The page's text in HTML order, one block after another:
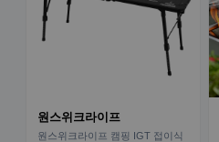
원스위크라이프
원스위크라이프 캠핑 IGT 접이식